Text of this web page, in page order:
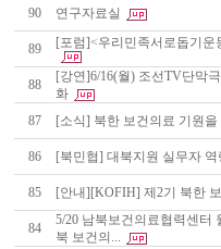
90 연구자료실
89 [포럼]<우리민족서로돕기운
88
[강연]6/16(월) 조선TV단막
화
87
[소식] 북한 보건의료 기원
86 [북민협] 대북지원 실무자
85 [안내][KOFIH] 제2기 북한
84
5/20 남북보건의료협력센터
북 보건의...